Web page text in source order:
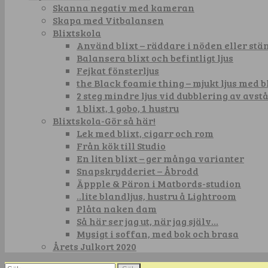
Skanna negativ med kameran
Skapa med Vitbalansen
Blixtskola
Använd blixt – räddare i nöden eller
Balansera blixt och befintligt ljus
Fejkat fönsterljus
the Black foamie thing – mjukt ljus med
2 steg mindre ljus vid dubblering av
1 blixt, 1 gobo, 1 hustru
Blixtskola-Gör så här!
Lek med blixt, cigarr och rom
Från kök till Studio
En liten blixt – ger många varianter
Snapskrydderiet – Åbrodd
Äppple & Päron i Matbords-studion
..lite blandljus, hustru å Lightroom
Plåta naken dam
Så här ser jag ut, när jag själv…
Mysigt i soffan, med bok och brasa
Årets Julkort 2020